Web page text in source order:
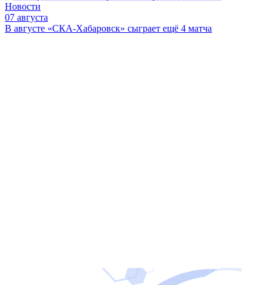
Новости
07 августа
В августе «СКА-Хабаровск» сыграет ещё 4 матча